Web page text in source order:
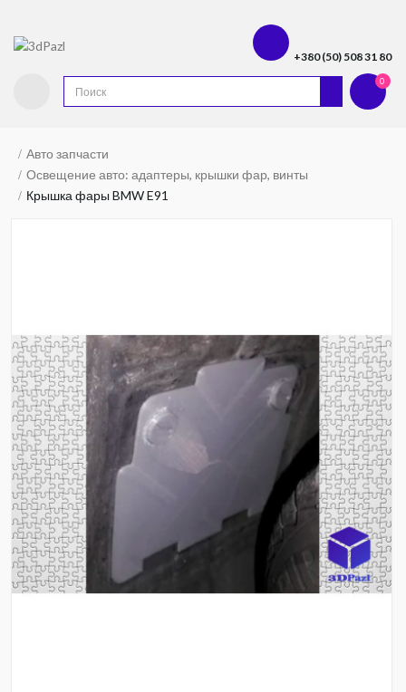
+380 (50) 508 31 80
0
Авто запчасти
Освещение авто: адаптеры, крышки фар, винты
Крышка фары BMW E91